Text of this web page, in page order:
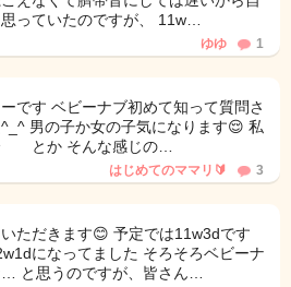
っていたのですが、 11w…
ゆゆ 1
です ベビーナブ初めて知って質問さ
男の子か女の子気になります😌 私
とか そんな感じの…
はじめてのママリ🔰 3
ただきます😊 予定では11w3dです
になってました そろそろベビーナ
と思うのですが、皆さん…